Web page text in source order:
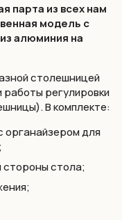
парта из всех нам
модель с
алюминия на
столешницей
регулировки
В комплекте:
органайзером для
стороны стола;